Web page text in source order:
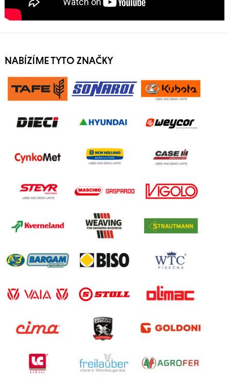
NABÍZÍME TYTO ZNAČKY